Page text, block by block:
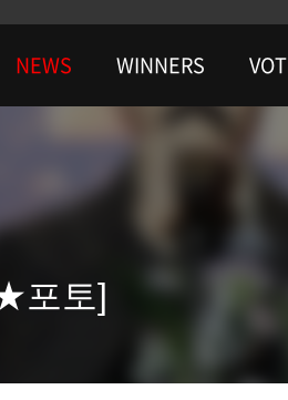
NEWS WINNERS
포토]